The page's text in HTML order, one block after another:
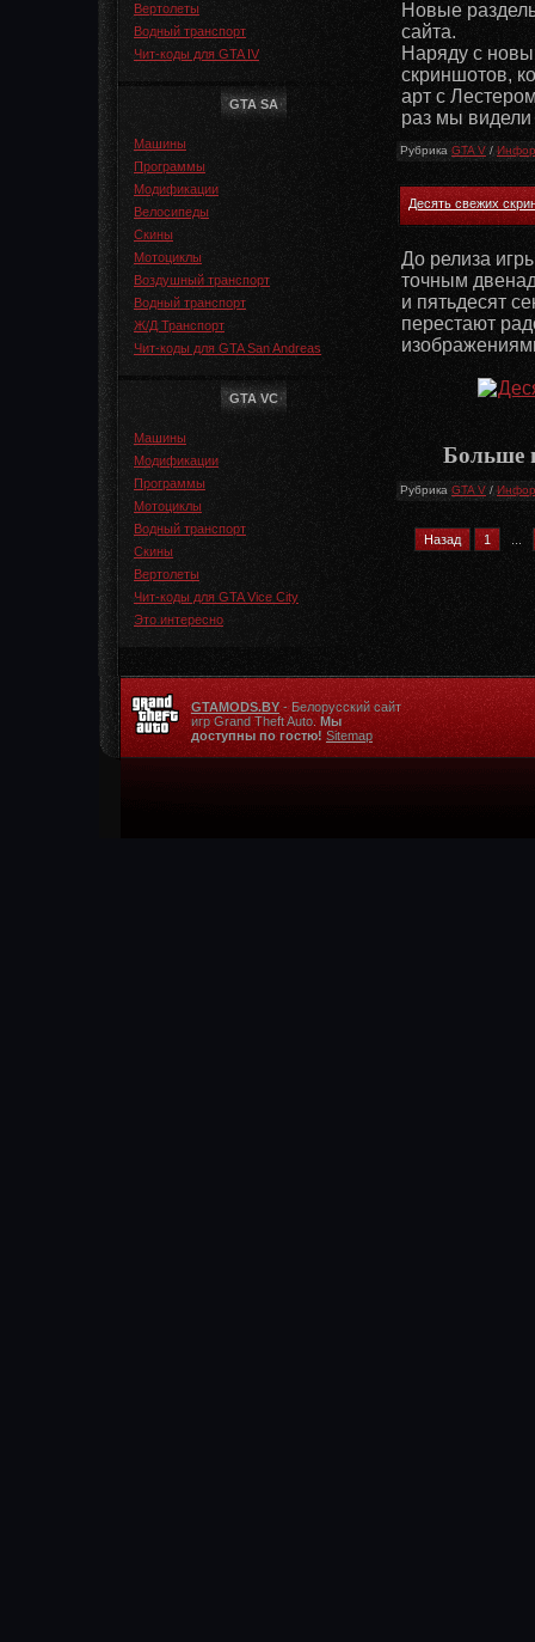
Вертолеты
Водный транспорт
Чит-коды для GTA IV
GTA SA
Машины
Программы
Модификации
Велосипеды
Скины
Мотоциклы
Воздушный транспорт
Водный транспорт
Ж/Д Транспорт
Чит-коды для GTA San Andreas
GTA VC
Машины
Модификации
Программы
Мотоциклы
Водный транспорт
Скины
Вертолеты
Чит-коды для GTA Vice City
Это интересно
Новые
сайта.
Наряду с
скриншотов,
арт с
раз мы
Рубрика GTA V /
Десять свежих
До релиза
точным
и пятьдесят
перестают
Больше
Рубрика GTA V /
Назад 1
GTAMODS.BY - Белорусский сайт
игр Grand Theft Auto. Мы
доступны по гостю! Sitemap